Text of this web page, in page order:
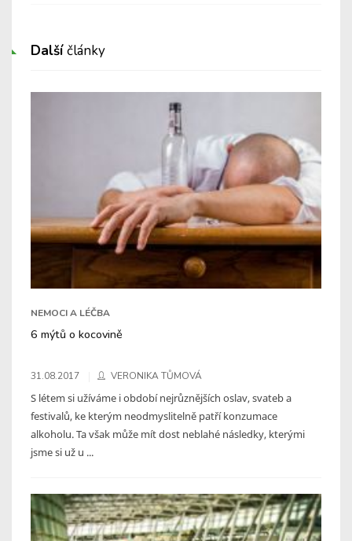
Dalšíčlánky
NEMOCI A LÉČBA
6 mýtů o kocovině
31.08.2017 VERONIKA TŮMOVÁ
S létem si užíváme i období nejrůznějších oslav, svateb a
festivalů, ke kterým neodmyslitelně patří konzumace
alkoholu. Ta však může mít dost neblahé následky, kterými
jsme si už u ...